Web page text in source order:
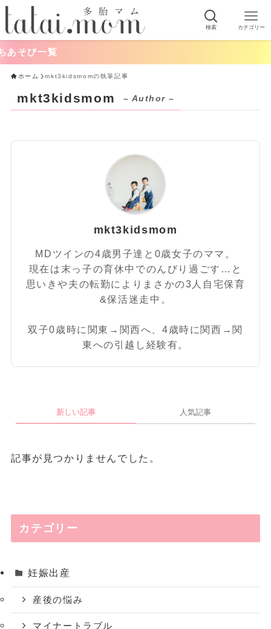
検索 カテゴリー
そび一覧
ホーム mkt3kidsmomの執筆記事
mkt3kidsmom – Author –
mkt3kidsmom
MDツインの4歳男子達と0歳女子のママ。
現在は末っ子の育休中でのんびり過ごす…と
思いきや夫の転勤によりまさかの3人自宅保育
&保活迷走中。
双子0歳時に関東→関西へ、4歳時に関西→関
東への引越し経験有。
新しい記事 人気記事
記事が見つかりませんでした。
カテゴリー
妊娠出産
産後の悩み
マイナートラブル